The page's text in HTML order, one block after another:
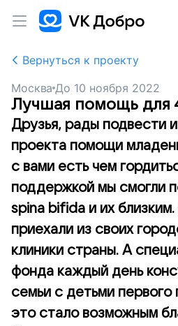
Вернуться к проекту
Москва До 10 ноября 2022
Лучшая помощь для
Друзья, рады подвести
проекта помощи
с вами есть чем
поддержкой мы смогли
spina bifida и их
приехали из своих
клиники страны. А
фонда каждый день
семьи с детьми первого
это стало возможным